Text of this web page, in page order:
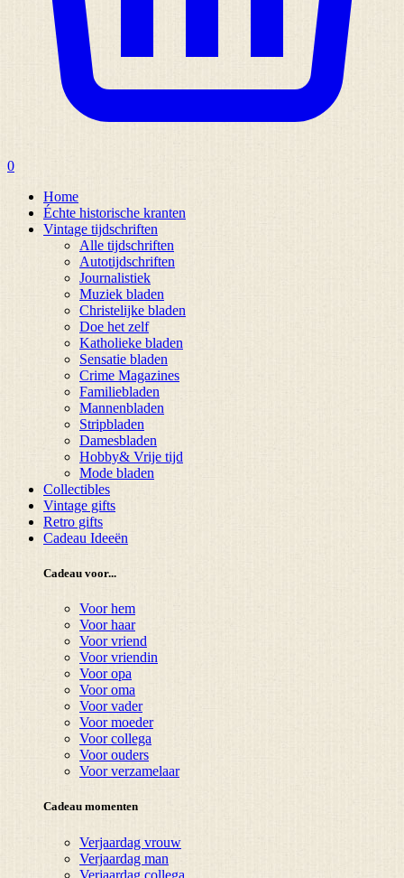
0
Home
Échte historische kranten
Vintage tijdschriften
Alle tijdschriften
Autotijdschriften
Journalistiek
Muziek bladen
Christelijke bladen
Doe het zelf
Katholieke bladen
Sensatie bladen
Crime Magazines
Familiebladen
Mannenbladen
Stripbladen
Damesbladen
Hobby& Vrije tijd
Mode bladen
Collectibles
Vintage gifts
Retro gifts
Cadeau Ideeën
Cadeau voor...
Voor hem
Voor haar
Voor vriend
Voor vriendin
Voor opa
Voor oma
Voor vader
Voor moeder
Voor collega
Voor ouders
Voor verzamelaar
Cadeau momenten
Verjaardag vrouw
Verjaardag man
Verjaardag collega